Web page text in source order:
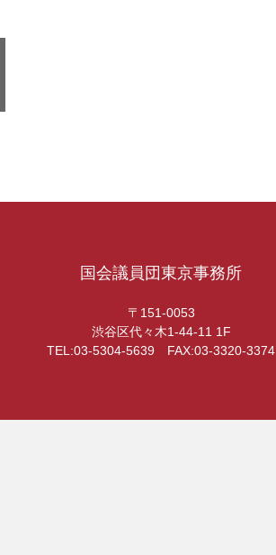
国会議員団東京事務所
〒151-0053
渋谷区代々木1-44-11 1F
TEL:03-5304-5639 FAX:03-3320-3374